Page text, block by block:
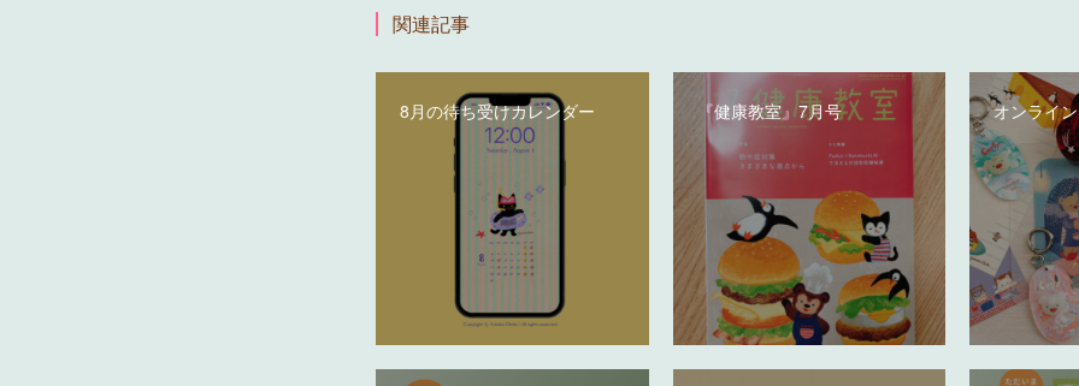
関連記事
8月の待ち受けカレンダー 『健康教室』7月号 オンライ